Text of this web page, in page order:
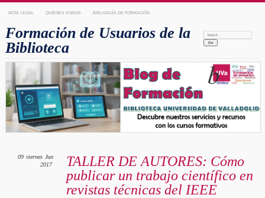
NOTA LEGAL QUIENES SOMOS BIBLIOGUÍA DE FORMACIÓN
Formación de Usuarios de la
Biblioteca
Search:
TALLER DE AUTORES: Cómo
publicar un trabajo científico en
revistas técnicas del IEEE
09 viernes Jun
2017